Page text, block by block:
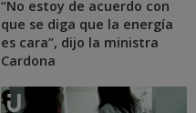
“No estoy de acuerdo con
que se diga que la energía
es cara”, dijo la ministra
Cardona